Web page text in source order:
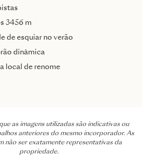
3456 m
de esquiar no verão
dinâmica
local de renome
as imagens utilizadas são indicativas ou
anteriores do mesmo incorporador. As
não ser exatamente representativas da
propriedade.